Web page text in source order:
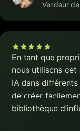
Vendeur
En tant que
nous utilisons
IA dans
de créer
bibliothèque